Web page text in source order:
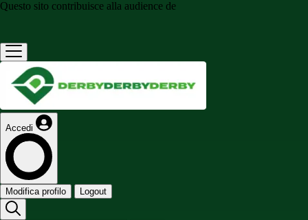
Questo sito contribuisce alla audience de
Accedi
Modifica profilo Logout